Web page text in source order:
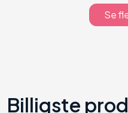
Se
Billigste